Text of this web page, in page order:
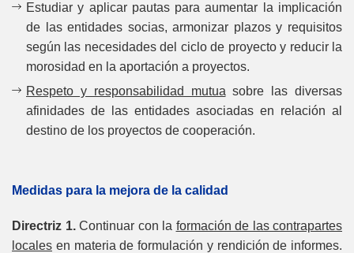
Estudiar y aplicar pautas para aumentar la implicación
de las entidades socias, armonizar plazos y requisitos
según las necesidades del ciclo de proyecto y reducir la
morosidad en la aportación a proyectos.
Respeto y responsabilidad mutua sobre las diversas
afinidades de las entidades asociadas en relación al
destino de los proyectos de cooperación.
Medidas para la mejora de la calidad
Directriz 1. Continuar con la formación de las contrapartes
locales en materia de formulación y rendición de informes.